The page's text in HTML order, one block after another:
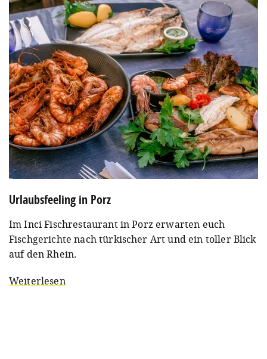
Urlaubsfeeling in Porz
Im Inci Fischrestaurant in Porz erwarten euch
Fischgerichte nach türkischer Art und ein toller Blick
auf den Rhein.
Weiterlesen